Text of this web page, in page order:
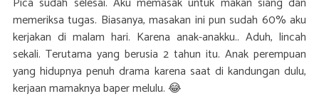
memeriksa tugas. Biasanya, masakan ini pun sudah 60% aku
kerjakan di malam hari. Karena anak-anakku.. Aduh, lincah
sekali. Terutama yang berusia 2 tahun itu. Anak perempuan
yang hidupnya penuh drama karena saat di kandungan dulu,
kerjaan mamaknya baper melulu. 😂